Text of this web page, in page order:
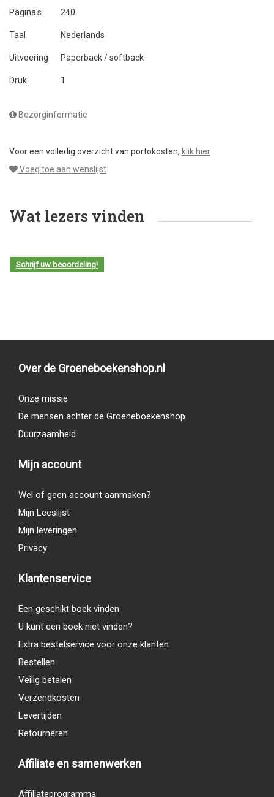
Pagina's 240
Taal Nederlands
Uitvoering Paperback / softback
Druk 1
Bezorginformatie
Voor een volledig overzicht van portokosten, klik hier
Voeg toe aan wenslijst
Wat lezers vinden
Schrijf uw beoordeling!
Over de Groeneboekenshop.nl
Onze missie
De mensen achter de Groeneboekenshop
Duurzaamheid
Mijn account
Wel of geen account aanmaken?
Mijn Leeslijst
Mijn leveringen
Privacy
Klantenservice
Een geschikt boek vinden
U kunt een boek niet vinden?
Extra bestelservice voor onze klanten
Bestellen
Veilig betalen
Verzendkosten
Levertijden
Retourneren
Affiliate en samenwerken
Affiliateprogramma